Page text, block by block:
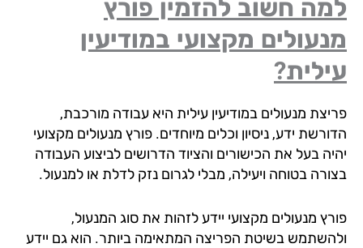
חשוב להזמין פורץ
מקצועי במודיעין
מנעולים במודיעין עילית היא עבודה מורכבת,
ידע, ניסיון וכלים מיוחדים. פורץ מנעולים מקצועי
בעל את הכישורים והציוד הדרושים לביצוע העבודה
בטוחה ויעילה, מבלי לגרום נזק לדלת או למנעול.
מנעולים מקצועי יידע לזהות את סוג המנעול,
בשיטת הפריצה המתאימה ביותר. הוא גם יידע